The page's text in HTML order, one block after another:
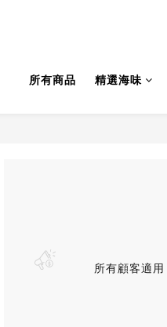
所有商品 精選海味
所有顧客適用